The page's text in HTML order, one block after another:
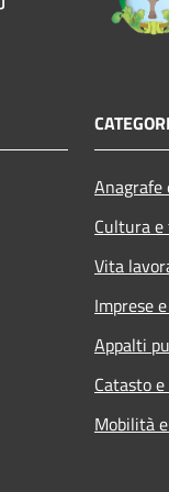
Cultura
Vita
Imprese
Appalti
Catasto
Mobilità